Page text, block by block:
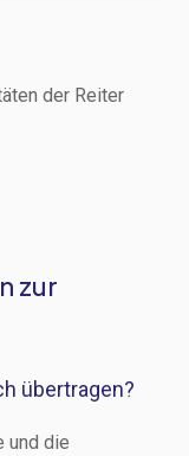
der Reiter
zur
übertragen?
und die